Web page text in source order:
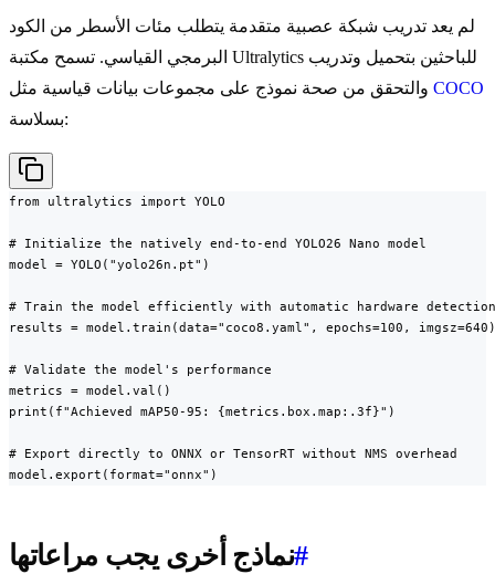
لم يعد تدريب شبكة عصبية متقدمة يتطلب مئات الأسطر من الكود
البرمجي القياسي. تسمح مكتبة Ultralytics للباحثين بتحميل وتدريب
COCO
بسلاسة:
from ultralytics import YOLO
# Initialize the natively end-to-end YOLO26 Nano model
model = YOLO("yolo26n.pt")
# Train the model efficiently with automatic hardware detection
results = model.train(data="coco8.yaml", epochs=100, imgsz=640)
# Validate the model's performance
metrics = model.val()
print(f"Achieved mAP50-95: {metrics.box.map:.3f}")
# Export directly to ONNX or TensorRT without NMS overhead
model.export(format="onnx")
نماذج أخرى يجب مراعاتها#